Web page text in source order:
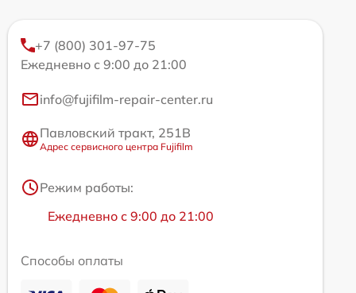
+7 (800) 301-97-75
Ежедневно с 9:00 до 21:00
info@fujifilm-repair-center.ru
Павловский тракт, 251В
Адрес сервисного центра Fujifilm
Режим работы:
Ежедневно с 9:00 до 21:00
Способы оплаты